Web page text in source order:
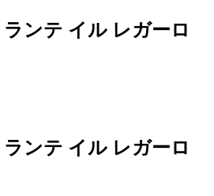
ンテ イル レガーロ
ンテ イル レガーロ